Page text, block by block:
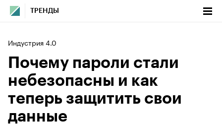
ТРЕНДЫ
Индустрия 4.0
Почему пароли стали
небезопасны и как
теперь защитить свои
данные